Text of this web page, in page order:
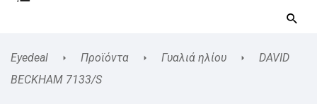
Eyedeal Προϊόντα Γυαλιά ηλίου
DAVID
BECKHAM 7133/S